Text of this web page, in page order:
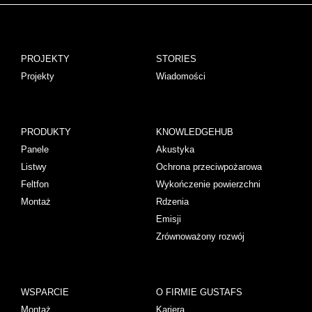
PROJEKTY
Projekty
STORIES
Wiadomości
PRODUKTY
Panele
Listwy
Feltfon
Montaż
KNOWLEDGEHUB
Akustyka
Ochrona przeciwpożarowa
Wykończenie powierzchni
Rdzenia
Emisji
Zrównoważony rozwój
WSPARCIE
Montaż
O FIRMIE GUSTAFS
Kariera